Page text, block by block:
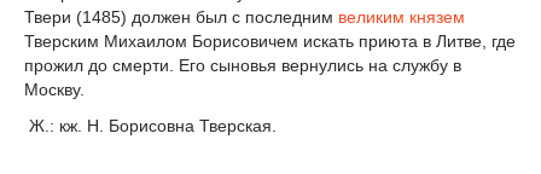
Твери (1485) должен был с последним великим князем
Тверским Михаилом Борисовичем искать приюта в Литве, где
прожил до смерти. Его сыновья вернулись на службу в
Москву.
Ж.: кж. Н. Борисовна Тверская.